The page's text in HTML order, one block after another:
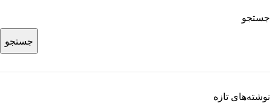
جستجو
جستجو
نوشته‌های تازه